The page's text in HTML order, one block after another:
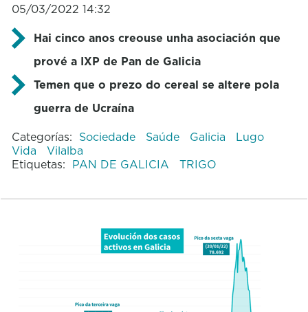
05/03/2022 14:32
Hai cinco anos creouse unha asociación que
prové a IXP de Pan de Galicia
Temen que o prezo do cereal se altere pola
guerra de Ucraína
Categorías: Sociedade Saúde Galicia
Lugo
Vida
Vilalba
Etiquetas: PAN DE GALICIA TRIGO